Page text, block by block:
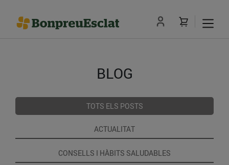
BLOG
TOTS ELS POSTS
ACTUALITAT
CONSELLS I HÀBITS SALUDABLES